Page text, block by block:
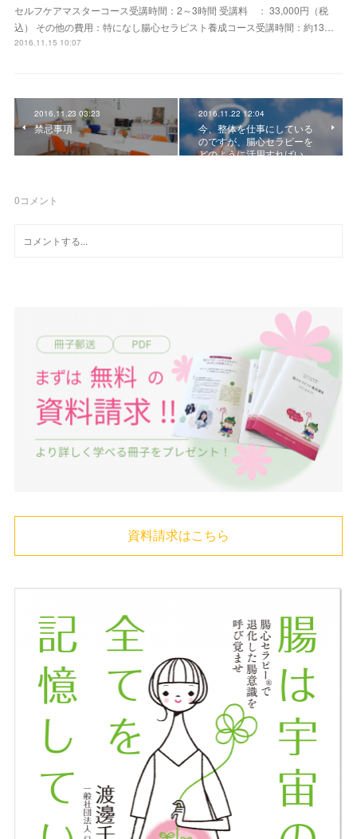
セルフケアマスターコース受講時間：2～3時間 受講料 ： 33,000円（税
込） その他の費用：特になし腸心セラピスト養成コース受講時間：約13…
2016.11.15 10:07
2016.11.23 03:23
禁忌事項
2016.11.22 12:04
今、整体を仕事にしている
のですが、腸心セラピーを
どのように活用すればい…
0コメント
資料請求はこちら